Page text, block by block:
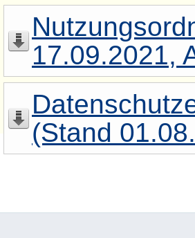
17.09.2021,
(Stand